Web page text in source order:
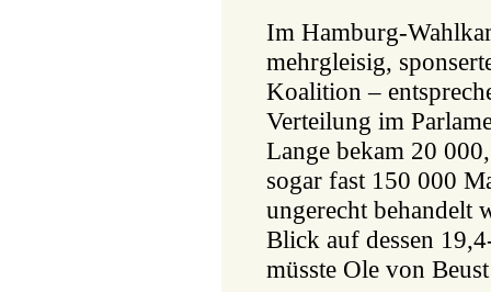
Im Hamburg-
mehrgleisig,
Koalition –
Verteilung im
Lange bekam 20
sogar fast 150 000
ungerecht behandelt
Blick auf dessen
müsste Ole von